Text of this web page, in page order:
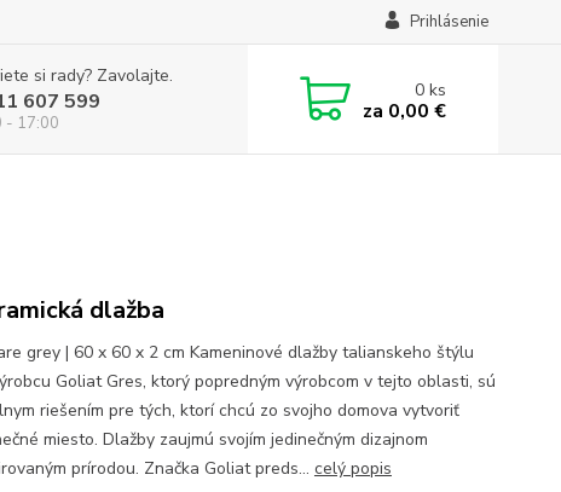
Prihlásenie
si rady? Zavolajte.
607 599
- 17:00
0ks
za 0,00 €
dlažba
grey | 60 x 60 x 2 cm Kameninové dlažby talianskeho štýlu
Goliat Gres, ktorý popredným výrobcom v tejto oblasti, sú
riešením pre tých, ktorí chcú zo svojho domova vytvoriť
miesto. Dlažby zaujmú svojím jedinečným dizajnom
prírodou. Značka Goliat preds... celý popis